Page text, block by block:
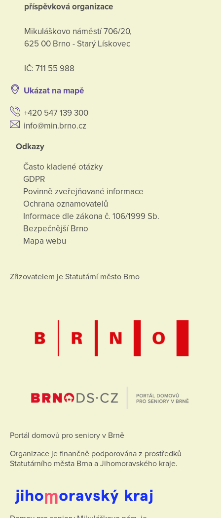
příspěvková organizace
Mikuláškovo náměstí 706/20,
625 00 Brno - Starý Lískovec
IČ: 711 55 988
Ukázat na mapě
+420 547 139 300
info@min.brno.cz
Odkazy
Často kladené otázky
GDPR
Povinně zveřejňované informace
Ochrana oznamovatelů
Informace dle zákona č. 106/1999 Sb.
Bezpečnější Brno
Mapa webu
Zřizovatelem je Statutární město Brno
Portál domovů pro seniory v Brně
Organizace je finančně podporována z prostředků
Statutárního města Brna a Jihomoravského kraje.